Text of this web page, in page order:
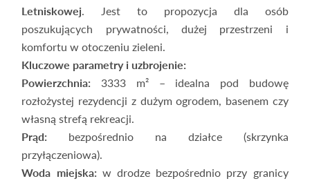
Letniskowej. Jest to propozycja dla osób
poszukujących prywatności, dużej przestrzeni i
komfortu w otoczeniu zieleni.
Kluczowe parametry i uzbrojenie:
Powierzchnia: 3333 m² – idealna pod budowę
rozłożystej rezydencji z dużym ogrodem, basenem czy
własną strefą rekreacji.
Prąd: bezpośrednio na działce (skrzynka
przyłączeniowa).
Woda miejska: w drodze bezpośrednio przy granicy